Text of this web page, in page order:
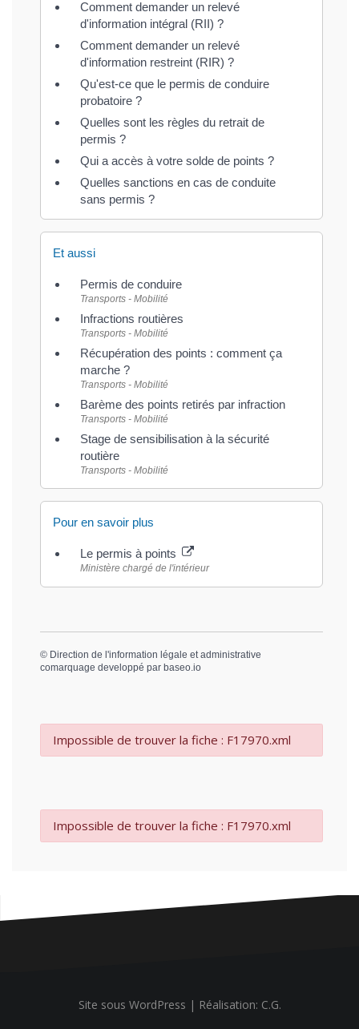
Comment demander un relevé
d'information intégral (RII) ?
Comment demander un relevé
d'information restreint (RIR) ?
Qu'est-ce que le permis de conduire
probatoire ?
Quelles sont les règles du retrait de
permis ?
Qui a accès à votre solde de points ?
Quelles sanctions en cas de conduite
sans permis ?
Et aussi
Permis de conduire
Transports - Mobilité
Infractions routières
Transports - Mobilité
Récupération des points : comment ça
marche ?
Transports - Mobilité
Barème des points retirés par infraction
Transports - Mobilité
Stage de sensibilisation à la sécurité
routière
Transports - Mobilité
Pour en savoir plus
Le permis à points
Ministère chargé de l'intérieur
© Direction de l'information légale et administrative
comarquage developpé par baseo.io
Impossible de trouver la fiche : F17970.xml
Impossible de trouver la fiche : F17970.xml
Site sous WordPress | Réalisation: C.G.